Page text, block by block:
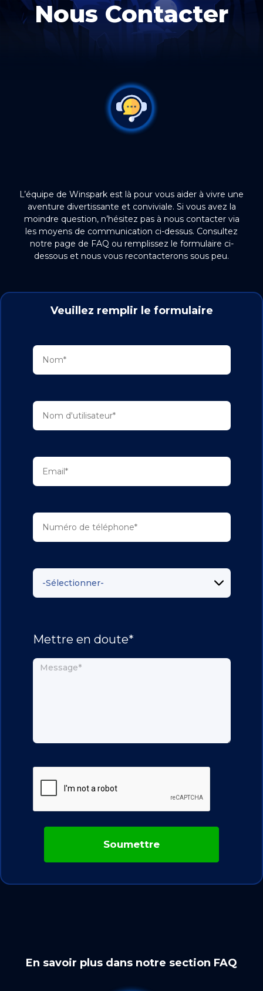
Nous Contacter
L’équipe de Winspark est là pour vous aider à vivre une
aventure divertissante et conviviale. Si vous avez la
moindre question, n’hésitez pas à nous contacter via
les moyens de communication ci-dessus. Consultez
notre page de FAQ ou remplissez le formulaire ci-
dessous et nous vous recontacterons sous peu.
Veuillez remplir le formulaire
Mettre en doute*
En savoir plus dans notre section FAQ